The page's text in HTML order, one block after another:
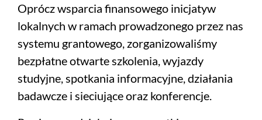
Oprócz wsparcia finansowego inicjatyw
lokalnych w ramach prowadzonego przez nas
systemu grantowego, zorganizowaliśmy
bezpłatne otwarte szkolenia, wyjazdy
studyjne, spotkania informacyjne, działania
badawcze i sieciujące oraz konferencje.